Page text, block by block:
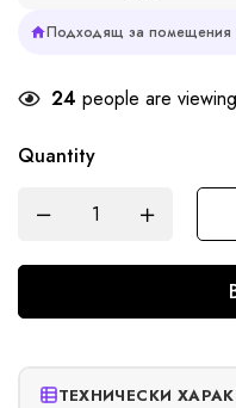
Подходящ за помещения
24 people are
Quantity
ТЕХНИЧЕСКИ